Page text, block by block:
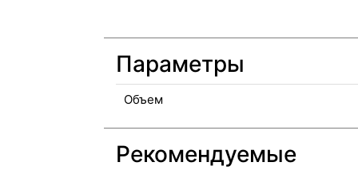
Параметры
Объем
Рекомендуемые